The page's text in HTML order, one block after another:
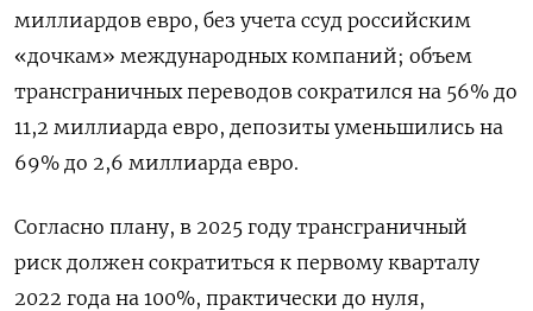
миллиардов евро, без учета ссуд российским
«дочкам» международных компаний; объем
трансграничных переводов сократился на 56% до
11,2 миллиарда евро, депозиты уменьшились на
69% до 2,6 миллиарда евро.
Согласно плану, в 2025 году трансграничный
риск должен сократиться к первому кварталу
2022 года на 100%, практически до нуля,